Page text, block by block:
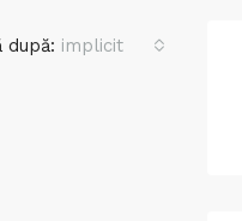
după: implicit